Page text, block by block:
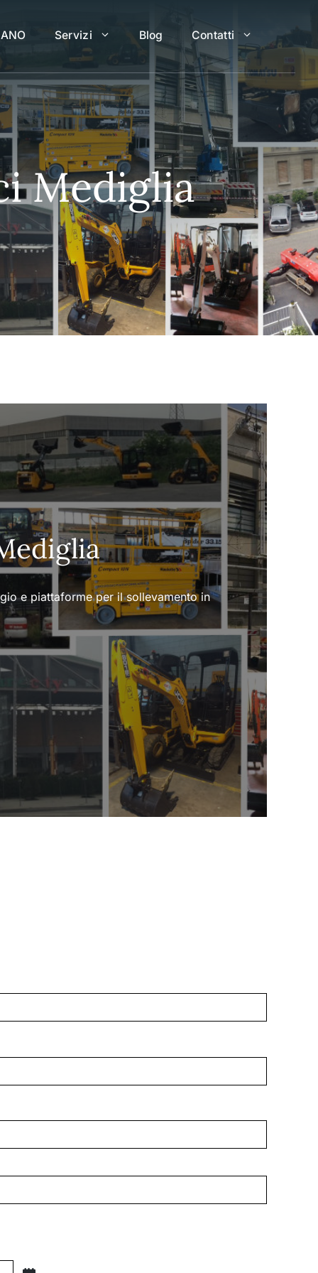
Servizi Blog Contatti
Mediglia
e piattaforme per il sollevamento in